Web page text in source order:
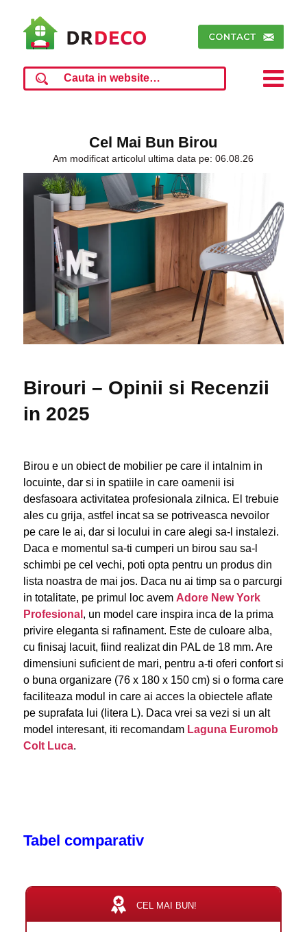
Cel Mai Bun Birou
Am modificat articolul ultima data pe: 06.08.26
Birouri – Opinii si Recenzii
in 2025
Birou e un obiect de mobilier pe care il intalnim in
locuinte, dar si in spatiile in care oamenii isi
desfasoara activitatea profesionala zilnica. El trebuie
ales cu grija, astfel incat sa se potriveasca nevoilor
pe care le ai, dar si locului in care alegi sa-l instalezi.
Daca e momentul sa-ti cumperi un birou sau sa-l
schimbi pe cel vechi, poti opta pentru un produs din
lista noastra de mai jos. Daca nu ai timp sa o parcurgi
in totalitate, pe primul loc avem Adore New York
Profesional , un model care inspira inca de la prima
privire eleganta si rafinament. Este de culoare alba,
cu finisaj lacuit, fiind realizat din PAL de 18 mm. Are
dimensiuni suficient de mari, pentru a-ti oferi confort si
o buna organizare (76 x 180 x 150 cm) si o forma care
faciliteaza modul in care ai acces la obiectele aflate
pe suprafata lui (litera L). Daca vrei sa vezi si un alt
model interesant, iti recomandam Laguna Euromob
Colt Luca.
Tabel comparativ
CEL MAI BUN!